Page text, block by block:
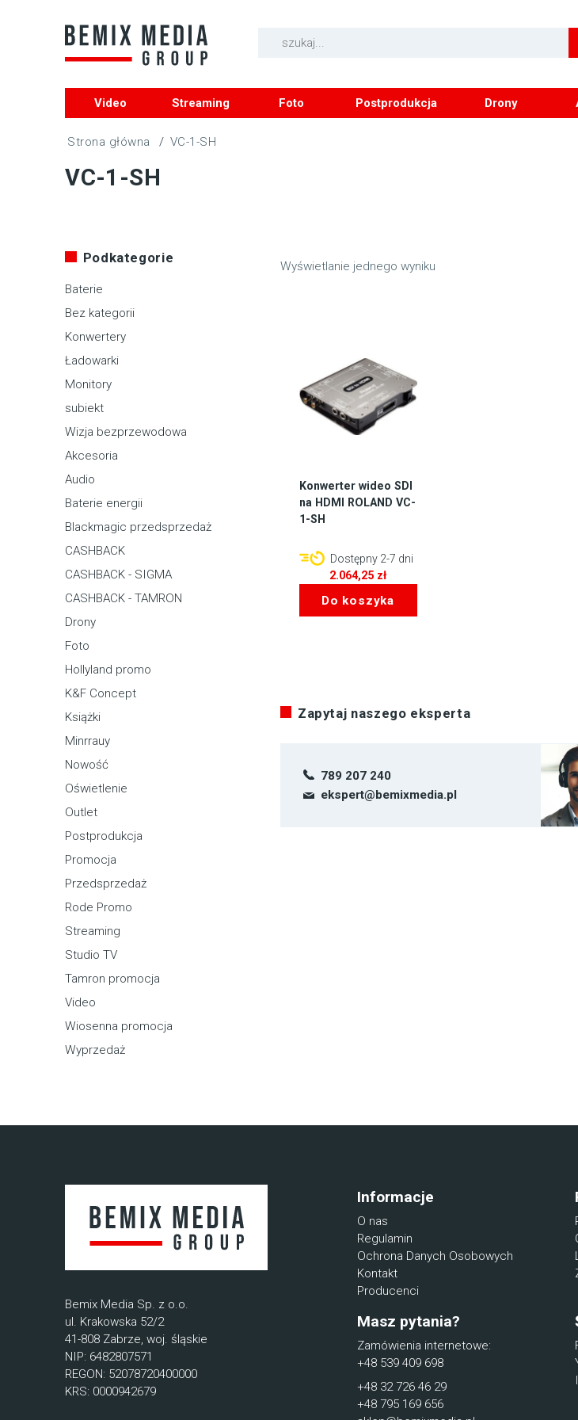
Video Streaming Foto Postprodukcja Drony
/ VC-1-SH
VC-1-SH
Podkategorie
Baterie
Bez kategorii
Konwertery
Ładowarki
Monitory
subiekt
Wizja bezprzewodowa
Akcesoria
Audio
Baterie energii
Blackmagic przedsprzedaż
CASHBACK
CASHBACK - SIGMA
CASHBACK - TAMRON
Drony
Foto
Hollyland promo
K&F Concept
Książki
Minrrauy
Nowość
Oświetlenie
Outlet
Postprodukcja
Promocja
Przedsprzedaż
Rode Promo
Streaming
Studio TV
Tamron promocja
Video
Wiosenna promocja
Wyprzedaż
Wyświetlanie jednego wyniku
Konwerter wideo SDI
na HDMI ROLAND VC-
1-SH
Dostępny 2-7 dni
2.064,25 zł
Do koszyka
Zapytaj naszego eksperta
789 207 240
ekspert@bemixmedia.pl
Bemix Media Sp. z o.o.
ul. Krakowska 52/2
41-808 Zabrze, woj. śląskie
NIP: 6482807571
REGON: 52078720400000
KRS: 0000942679
Informacje
O nas
Regulamin
Ochrona Danych Osobowych
Kontakt
Producenci
Masz pytania?
Zamówienia internetowe:
+48 539 409 698
+48 32 726 46 29
+48 795 169 656